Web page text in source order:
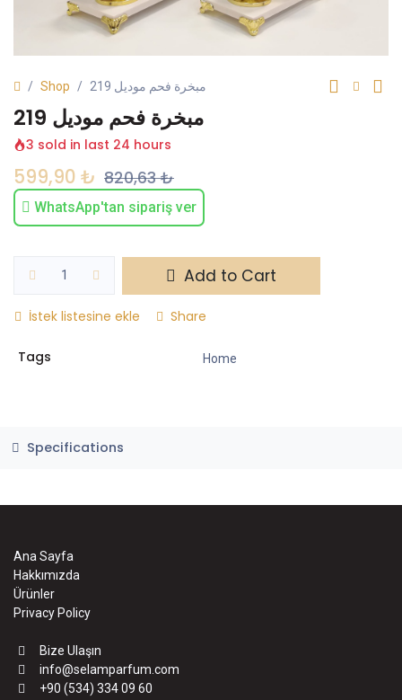
Shop مبخرة فحم موديل 219
مبخرة فحم موديل 219
3 sold in last 24 hours
599,90 ₺ 820,63₺
WhatsApp'tan sipariş ver
Add to Cart
İstek listesine ekle Share
Tags Home
Specifications
Ana Sayfa
Hakkımızda
Ürünler
Privacy Policy
Bize Ulaşın
info@selamparfum.com
+90 (534) 334 09 60